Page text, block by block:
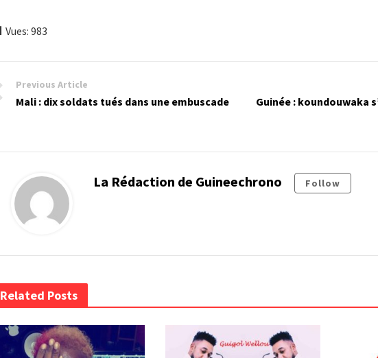
Vues: 983
Previous Article
Mali : dix soldats tués dans une embuscade
Guinée : koundouwaka
La Rédaction de Guineechrono Follow
Related Posts